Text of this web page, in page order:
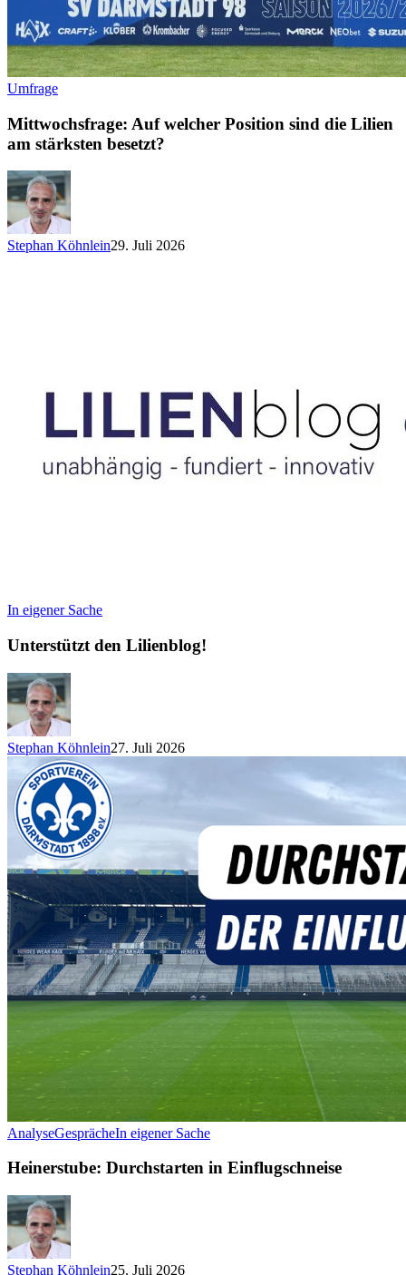
Umfrage
Mittwochsfrage: Auf welcher Position sind die Lilien
am stärksten besetzt?
Stephan Köhnlein29. Juli 2026
In eigener Sache
Unterstützt den Lilienblog!
Stephan Köhnlein27. Juli 2026
AnalyseGesprächeIn eigener Sache
Heinerstube: Durchstarten in Einflugschneise
Stephan Köhnlein25. Juli 2026